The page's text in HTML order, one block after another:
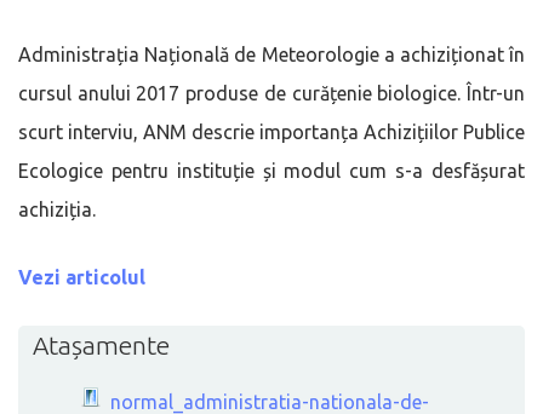
Administrația Națională de Meteorologie a achiziționat în
cursul anului 2017 produse de curățenie biologice. Într-un
scurt interviu, ANM descrie importanța Achizițiilor Publice
Ecologice pentru instituție și modul cum s-a desfășurat
achiziția.
Vezi articolul
Atașamente
normal_administratia-nationala-de-